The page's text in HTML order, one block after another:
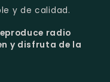
y de calidad.
radio
y disfruta de la